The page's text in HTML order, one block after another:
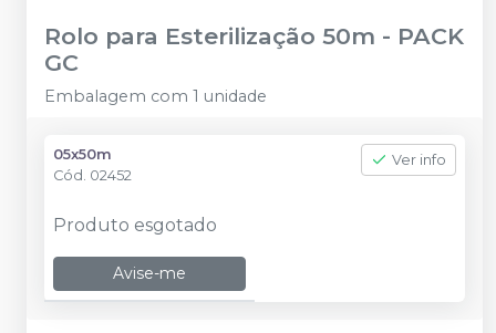
Rolo para Esterilização 50m - PACK
GC
Embalagem com 1 unidade
05x50m
Cód. 02452
Ver info
Produto esgotado
Avise-me